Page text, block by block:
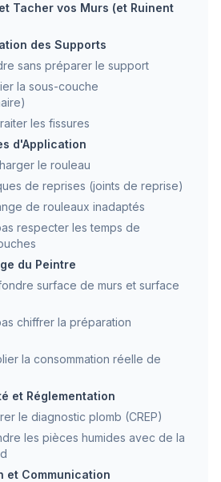
Tacher vos Murs (et Ruinent
des Supports
sans préparer le support
la sous-couche
les fissures
d'Application
le rouleau
de reprises (joints de reprise)
de rouleaux inadaptés
respecter les temps de
du Peintre
surface de murs et surface
chiffrer la préparation
la consommation réelle de
et Réglementation
le diagnostic plomb (CREP)
les pièces humides avec de la
et Communication